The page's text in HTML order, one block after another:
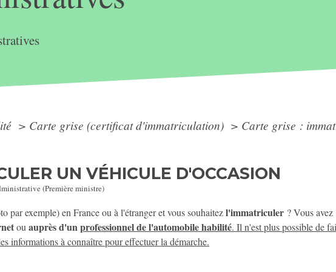
> Carte grise (certificat d'immatriculation) > Carte grise :
UN VÉHICULE D'OCCASION
(Première ministre)
par exemple) en France ou à l'étranger et vous souhaitezl'immatriculer ? Vous avez
ouauprès d'unprofessionnel de l'automobile habilité. Il n'est plus possible de
informations à connaître pour effectuer la démarche.